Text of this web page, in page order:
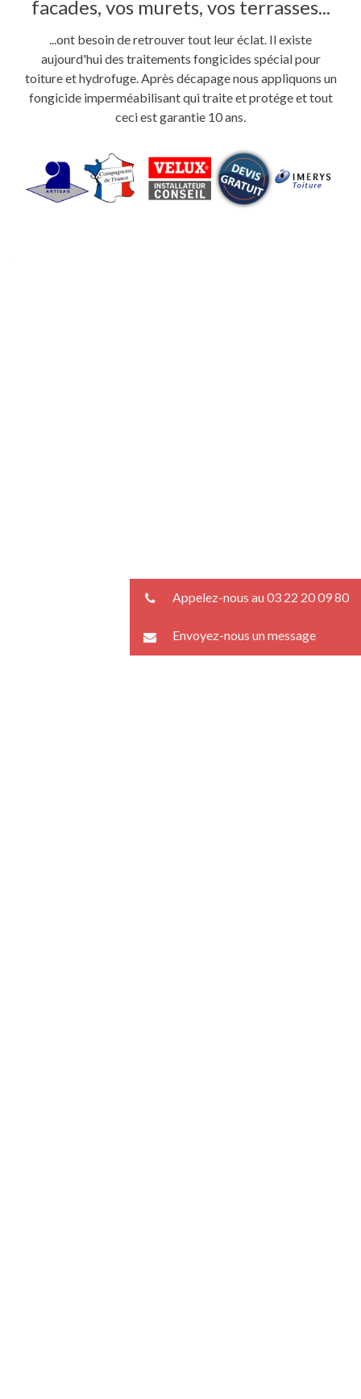
facades, vos murets, vos terrasses...
...ont besoin de retrouver tout leur éclat. Il existe
aujourd'hui des traitements fongicides spécial pour
toiture et hydrofuge. Après décapage nous appliquons un
fongicide imperméabilisant qui traite et protége et tout
ceci est garantie 10 ans.
Appelez-nous au 03 22 20 09 80
Envoyez-nous un message